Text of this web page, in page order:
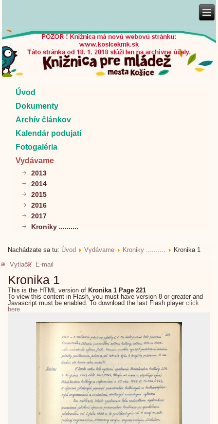
Úvod
Dokumenty
Archív článkov
Kalendár podujatí
Fotogaléria
Vydávame
2013
2014
2015
2016
2017
Kroniky ..........
Nachádzate sa tu: Úvod Vydávame Kroniky ..........
Kronika 1
Vytlačiť
E-mail
Kronika 1
This is the HTML version of Kronika 1 Page 221
To view this content in Flash, you must have version 8 or greater and
Javascript must be enabled. To download the last Flash playerclick
here